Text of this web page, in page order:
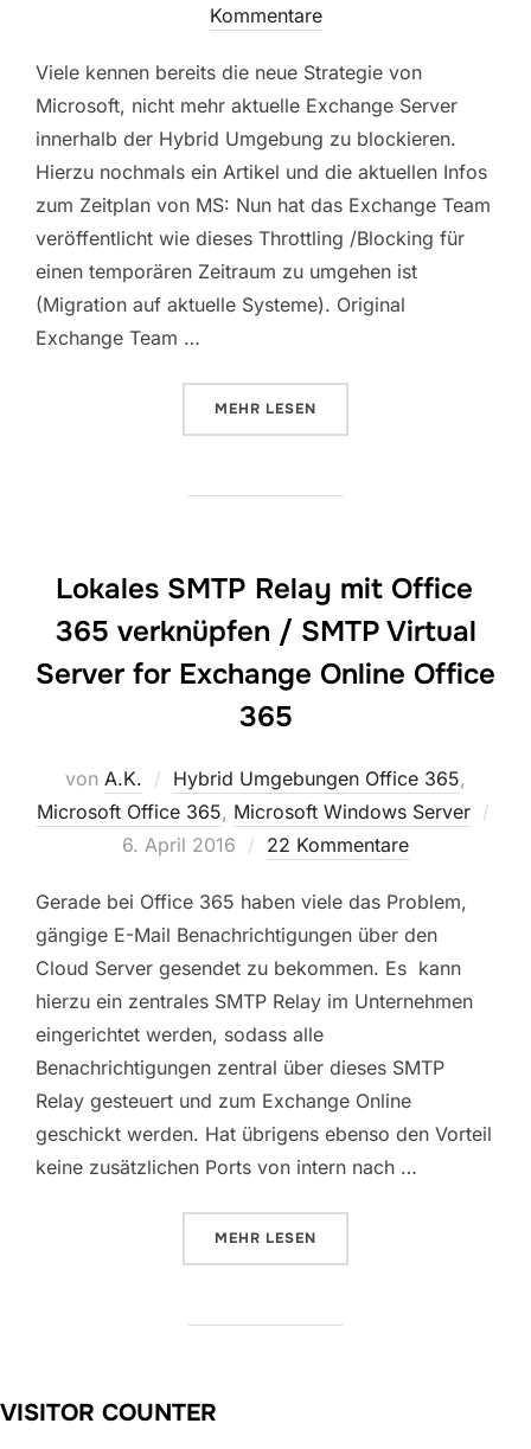
am
Kommentare
Viele kennen bereits die neue Strategie von
Microsoft, nicht mehr aktuelle Exchange Server
innerhalb der Hybrid Umgebung zu blockieren.
Hierzu nochmals ein Artikel und die aktuellen Infos
zum Zeitplan von MS: Nun hat das Exchange Team
veröffentlicht wie dieses Throttling /Blocking für
einen temporären Zeitraum zu umgehen ist
(Migration auf aktuelle Systeme). Original
Exchange Team …
MEHR ÜBER „EXCHANGE ONLINE
LESEN
Lokales SMTP Relay mit Office
365 verknüpfen / SMTP Virtual
Server for Exchange Online Office
365
von A.K. Hybrid Umgebungen Office 365,
Microsoft Office 365, Microsoft Windows Server
Veröffentlicht
6. April 2016 22 Kommentare
Gerade bei Office 365 haben viele das Problem,
gängige E-Mail Benachrichtigungen über den
Cloud Server gesendet zu bekommen. Es kann
hierzu ein zentrales SMTP Relay im Unternehmen
eingerichtet werden, sodass alle
Benachrichtigungen zentral über dieses SMTP
Relay gesteuert und zum Exchange Online
geschickt werden. Hat übrigens ebenso den Vorteil
keine zusätzlichen Ports von intern nach …
MEHR ÜBER „LOKALES SMTP RELAY
LESEN
VISITOR COUNTER